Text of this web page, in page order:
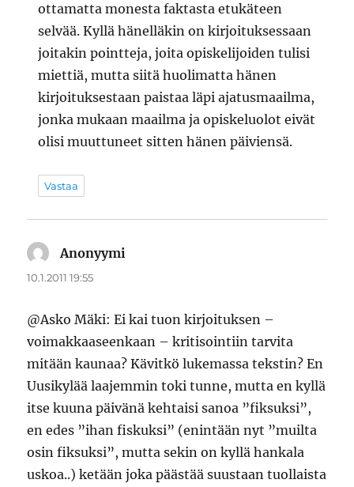
ottamatta monesta faktasta etukäteen
selvää. Kyllä hänelläkin on kirjoituksessaan
joitakin pointteja, joita opiskelijoiden tulisi
miettiä, mutta siitä huolimatta hänen
kirjoituksestaan paistaa läpi ajatusmaailma,
jonka mukaan maailma ja opiskeluolot eivät
olisi muuttuneet sitten hänen päiviensä.
Vastaa
Anonyymi
10.1.2011 19:55
@Asko Mäki: Ei kai tuon kirjoituksen –
voimakkaaseenkaan – kritisointiin tarvita
mitään kaunaa? Kävitkö lukemassa tekstin? En
Uusikylää laajemmin toki tunne, mutta en kyllä
itse kuuna päivänä kehtaisi sanoa ”fiksuksi”,
en edes ”ihan fiskuksi” (enintään nyt ”muilta
osin fiksuksi”, mutta sekin on kyllä hankala
uskoa..) ketään joka päästää suustaan tuollaista